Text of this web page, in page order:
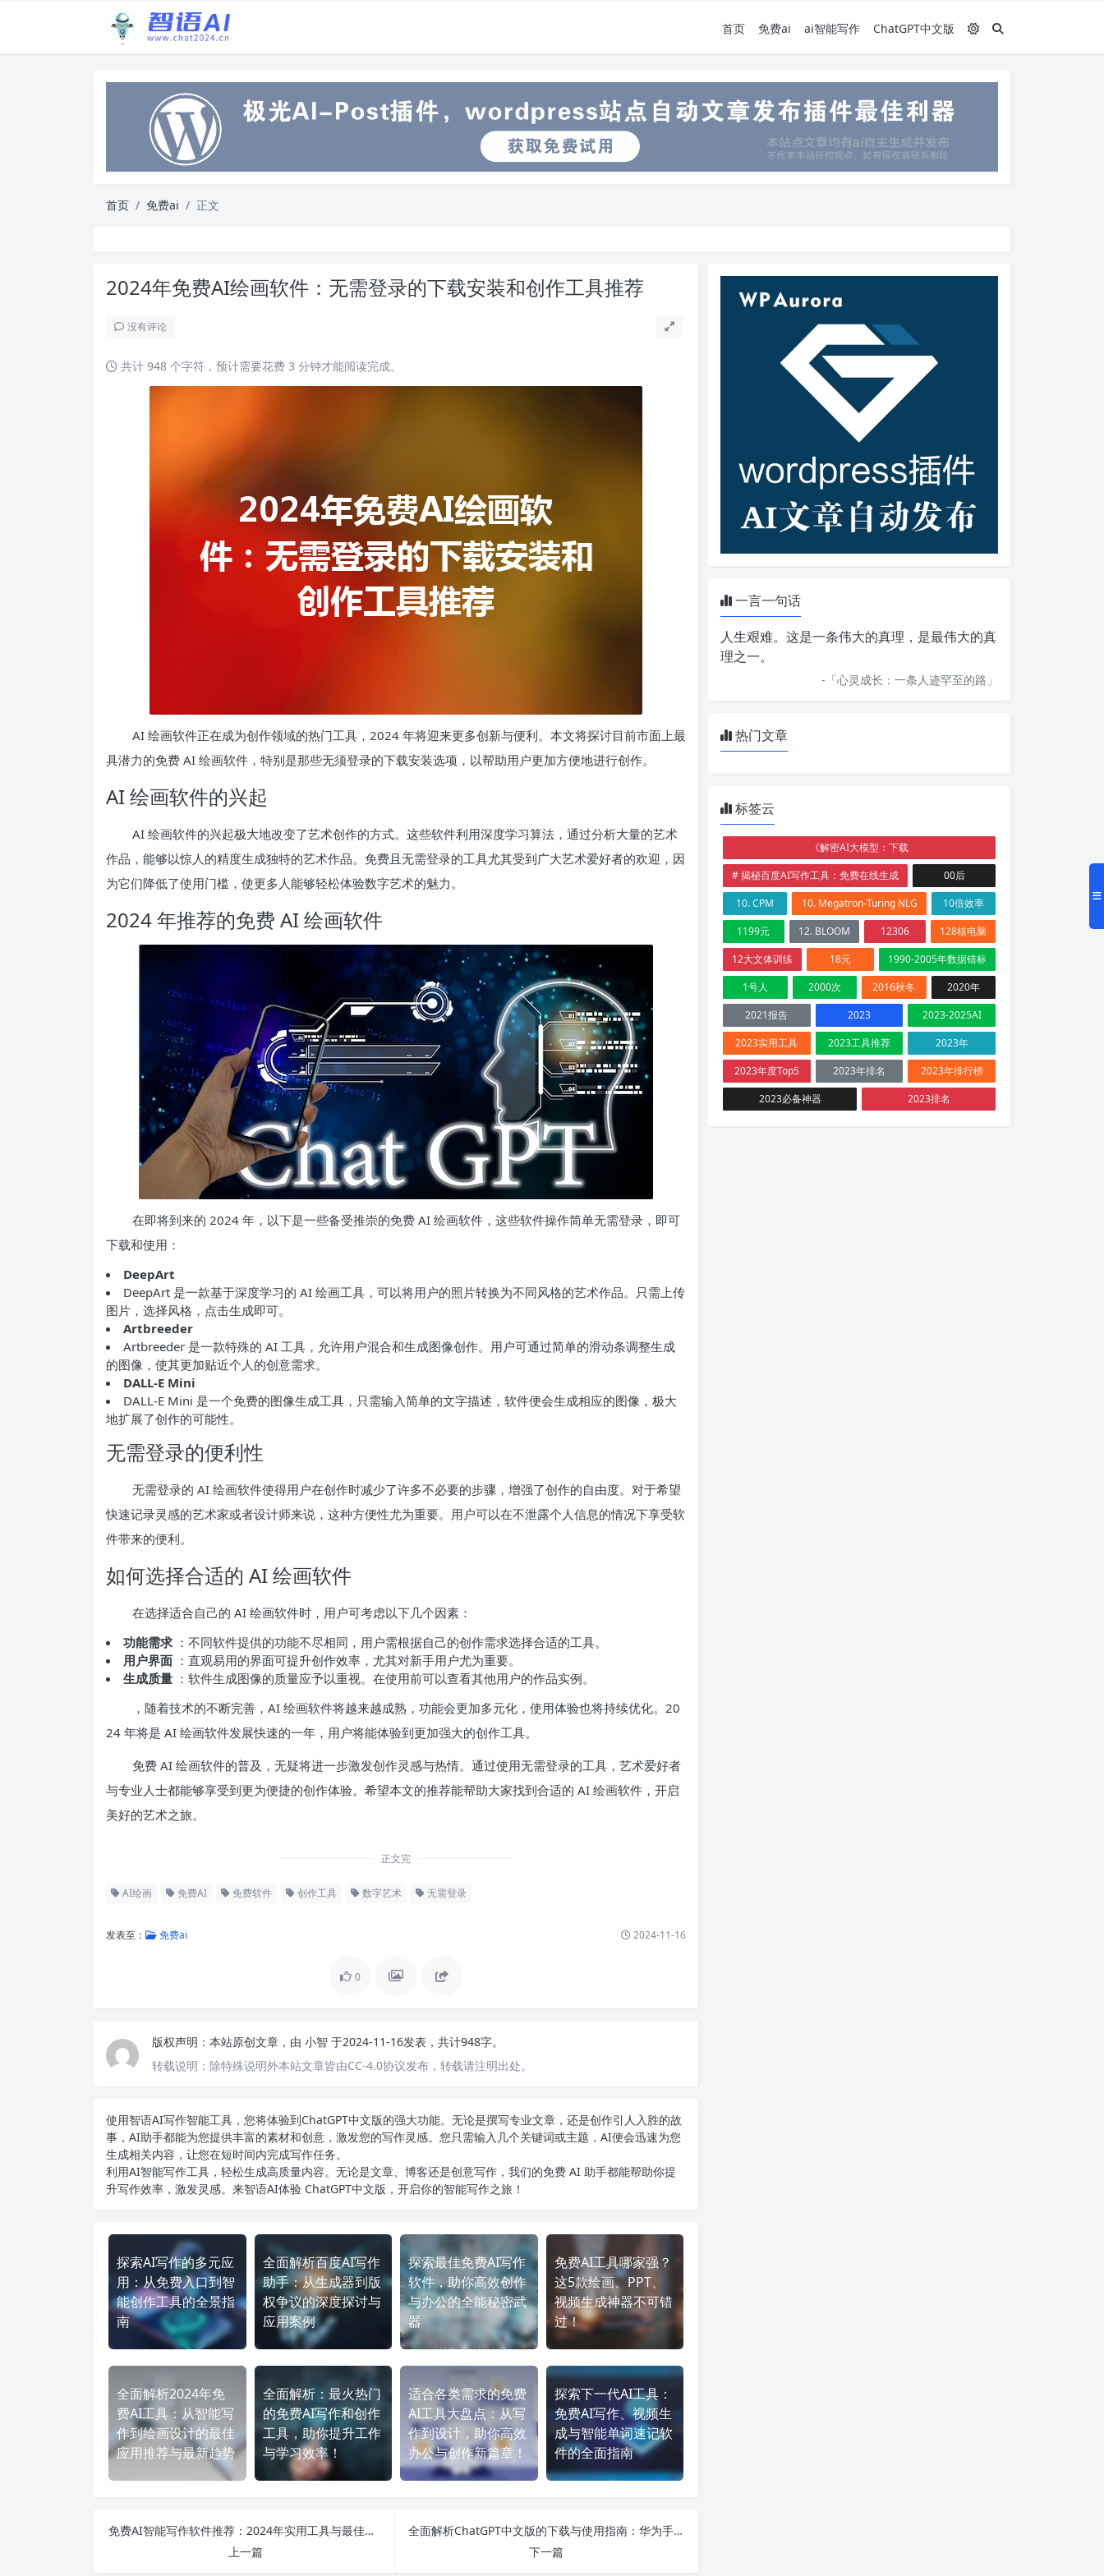
首页 免费ai ai智能写作 ChatGPT中文版
首页 免费ai 正文
2024年免费AI绘画软件：无需登录的下载安装和创作工具推荐
没有评论
共计 948 个字符，预计需要花费 3 分钟才能阅读完成。
AI 绘画软件正在成为创作领域的热门工具，2024 年将迎来更多创新与便利。本文将探讨目前市面上最
具潜力的免费 AI 绘画软件，特别是那些无须登录的下载安装选项，以帮助用户更加方便地进行创作。
AI 绘画软件的兴起
AI 绘画软件的兴起极大地改变了艺术创作的方式。这些软件利用深度学习算法，通过分析大量的艺术
作品，能够以惊人的精度生成独特的艺术作品。免费且无需登录的工具尤其受到广大艺术爱好者的欢迎，因
为它们降低了使用门槛，使更多人能够轻松体验数字艺术的魅力。
2024 年推荐的免费 AI 绘画软件
在即将到来的 2024 年，以下是一些备受推崇的免费 AI 绘画软件，这些软件操作简单无需登录，即可
下载和使用：
DeepArt
DeepArt 是一款基于深度学习的 AI 绘画工具，可以将用户的照片转换为不同风格的艺术作品。只需上传
图片，选择风格，点击生成即可。
Artbreeder
Artbreeder 是一款特殊的 AI 工具，允许用户混合和生成图像创作。用户可通过简单的滑动条调整生成
的图像，使其更加贴近个人的创意需求。
DALL-E Mini
DALL-E Mini 是一个免费的图像生成工具，只需输入简单的文字描述，软件便会生成相应的图像，极大
地扩展了创作的可能性。
无需登录的便利性
无需登录的 AI 绘画软件使得用户在创作时减少了许多不必要的步骤，增强了创作的自由度。对于希望
快速记录灵感的艺术家或者设计师来说，这种方便性尤为重要。用户可以在不泄露个人信息的情况下享受软
件带来的便利。
如何选择合适的 AI 绘画软件
在选择适合自己的 AI 绘画软件时，用户可考虑以下几个因素：
功能需求 ：不同软件提供的功能不尽相同，用户需根据自己的创作需求选择合适的工具。
用户界面 ：直观易用的界面可提升创作效率，尤其对新手用户尤为重要。
生成质量 ：软件生成图像的质量应予以重视。在使用前可以查看其他用户的作品实例。
，随着技术的不断完善，AI 绘画软件将越来越成熟，功能会更加多元化，使用体验也将持续优化。20
24 年将是 AI 绘画软件发展快速的一年，用户将能体验到更加强大的创作工具。
免费 AI 绘画软件的普及，无疑将进一步激发创作灵感与热情。通过使用无需登录的工具，艺术爱好者
与专业人士都能够享受到更为便捷的创作体验。希望本文的推荐能帮助大家找到合适的 AI 绘画软件，开启
美好的艺术之旅。
正文完
AI绘画 免费AI 免费软件 创作工具 数字艺术 无需登录
发表至： 免费ai 2024-11-16
0
版权声明： 本站原创文章，由 小智 于2024-11-16发表，共计948字。
转载说明： 除特殊说明外本站文章皆由CC-4.0协议发布，转载请注明出处。
使用智语AI写作智能工具，您将体验到ChatGPT中文版的强大功能。无论是撰写专业文章，还是创作引人入胜的故
事，AI助手都能为您提供丰富的素材和创意，激发您的写作灵感。您只需输入几个关键词或主题，AI便会迅速为您
生成相关内容，让您在短时间内完成写作任务。
利用AI智能写作工具，轻松生成高质量内容。无论是文章、博客还是创意写作，我们的免费 AI 助手都能帮助你提
升写作效率，激发灵感。来智语AI体验 ChatGPT中文版 ，开启你的智能写作之旅！
探索AI写作的多元应
用：从免费入口到智
能创作工具的全景指
南
全面解析百度AI写作
助手：从生成器到版
权争议的深度探讨与
应用案例
探索最佳免费AI写作
软件，助你高效创作
与办公的全能秘密武
器
免费AI工具哪家强？
这5款绘画、PPT、
视频生成神器不可错
过！
全面解析2024年免
费AI工具：从智能写
作到绘画设计的最佳
应用推荐与最新趋势
全面解析：最火热门
的免费AI写作和创作
工具，助你提升工作
与学习效率！
适合各类需求的免费
AI工具大盘点：从写
作到设计，助你高效
办公与创作新篇章！
探索下一代AI工具：
免费AI写作、视频生
成与智能单词速记软
件的全面指南
免费AI智能写作软件推荐：2024年实用工具与最佳选择一览！
上一篇
全面解析ChatGPT中文版的下载与使用指南：华为手机用户必看！
下一篇
一言一句话
人生艰难。这是一条伟大的真理，是最伟大的真
理之一。
-「心灵成长：一条人迹罕至的路 」
热门文章
标签云
《解密AI大模型：下载
# 揭秘百度AI写作工具：免费在线生成
00后
10. CPM
10. Megatron-Turing NLG
10倍效率
1199元
12. BLOOM 12306
128核电脑
12大文体训练
18元
1990-2005年数据错标
1号人
2000次 2016秋冬
2020年
2021报告
2023
2023-2025AI
2023实用工具
2023工具推荐
2023年
2023年度Top5
2023年排名
2023年排行榜
2023必备神器
2023排名